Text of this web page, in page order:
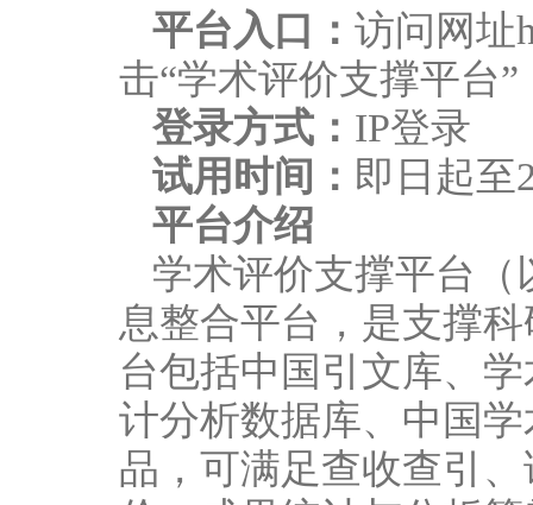
平台入口： 访问网址
击“学术评价支撑平台”
登录方式： IP登录
试用时间： 即日起至
平台介绍
学术评价支撑平台（
息整合平台，是支撑
台包括中国引文库、
计分析数据库、中国
品，可满足查收查引